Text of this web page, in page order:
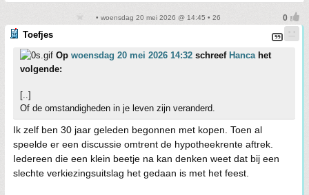
• woensdag 20 mei 2026 @ 14:45 • 26
Toefjes
Op woensdag 20 mei 2026 14:32 schreef Hanca het
volgende:
[..]
Of de omstandigheden in je leven zijn veranderd.
Ik zelf ben 30 jaar geleden begonnen met kopen. Toen al
speelde er een discussie omtrent de hypotheekrente aftrek.
Iedereen die een klein beetje na kan denken weet dat bij een
slechte verkiezingsuitslag het gedaan is met het feest.